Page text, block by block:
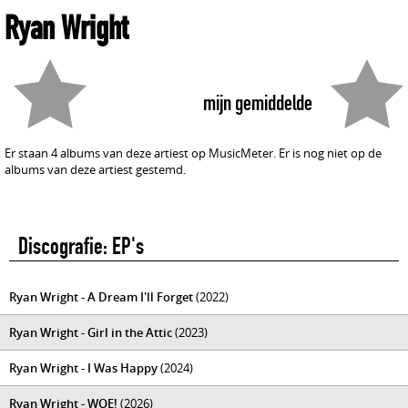
Ryan Wright
mijn gemiddelde
Er staan 4 albums van deze artiest op MusicMeter. Er is nog niet op de
albums van deze artiest gestemd.
Discografie: EP's
Ryan Wright - A Dream I'll Forget(2022)
Ryan Wright - Girl in the Attic(2023)
Ryan Wright - I Was Happy(2024)
Ryan Wright - WOE! (2026)